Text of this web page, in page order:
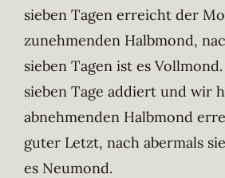
sieben Tagen erreicht der
zunehmenden Halbmond,
sieben Tagen ist es
sieben Tage addiert und wir
abnehmenden Halbmond
guter Letzt, nach abermals
es Neumond.